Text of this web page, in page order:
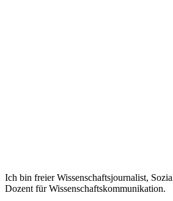
Ich bin freier Wissenschaftsjournalist,
Dozent für Wissenschaftskommunikation.